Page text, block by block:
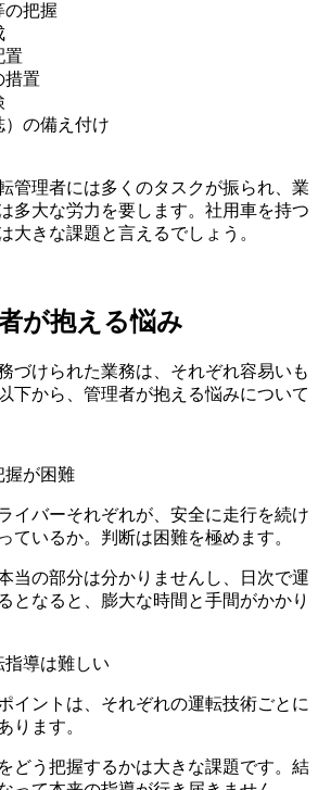
の把握
置
措置
）の備え付け
管理者には多くのタスクが振られ、業
多大な労力を要します。社用車を持つ
大きな課題と言えるでしょう。
が抱える悩み
づけられた業務は、それぞれ容易いも
下から、管理者が抱える悩みについて
握が困難
イバーそれぞれが、安全に走行を続け
ているか。判断は困難を極めます。
当の部分は分かりませんし、日次で運
となると、膨大な時間と手間がかかり
導は難しい
イントは、それぞれの運転技術ごとに
ります。
どう把握するかは大きな課題です。結